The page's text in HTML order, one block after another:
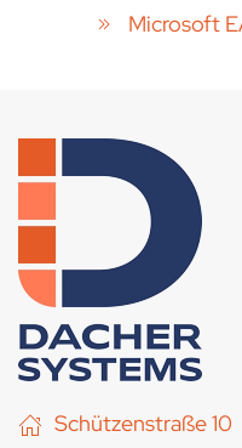
Microsoft
Schützenstraße 10